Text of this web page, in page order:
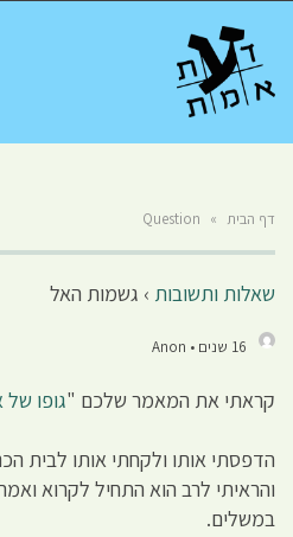
דף הבית »
Question
שאלות ותשובות › גשמות האל
16 שנים • Anon
קראתי את המאמר שלכם "גופו של
הדפסתי אותו ולקחתי אותו לבית
והראיתי לרב הוא התחיל לקרוא
במשלים.